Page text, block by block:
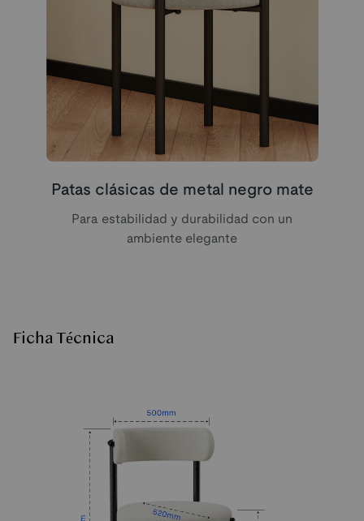
Patas clásicas de metal negro mate
Para estabilidad y durabilidad con un
ambiente elegante
Ficha Técnica